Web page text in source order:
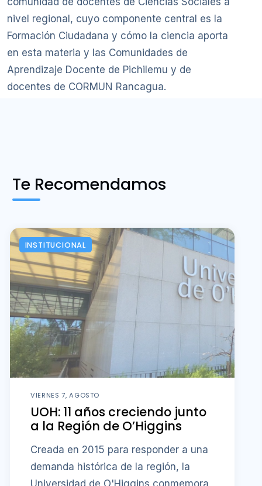
nivel regional, cuyo componente central es la
Formación Ciudadana y cómo la ciencia aporta
en esta materia y las Comunidades de
Aprendizaje Docente de Pichilemu y de
docentes de CORMUN Rancagua.
Te Recomendamos
INSTITUCIONAL
VIERNES 7, AGOSTO
UOH: 11 años creciendo junto
a la Región de O’Higgins
Creada en 2015 para responder a una
demanda histórica de la región, la